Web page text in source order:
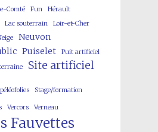
Comté Fun
Hérault
Lac souterrain Loir-et-Cher
Neuvon
Puiselet
Puit artificiel
Site artificiel
Stage/formation
Vercors Verneau
Fauvettes